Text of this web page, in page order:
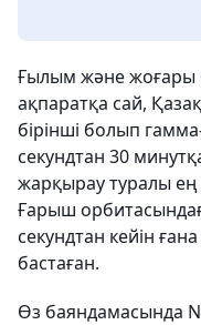
Ғылым және жоғары
ақпаратқа сай,
бірінші болып
секундтан 30
жарқырау туралы ең
Ғарыш
секундтан кейін
бастаған.
Өз баяндамасында